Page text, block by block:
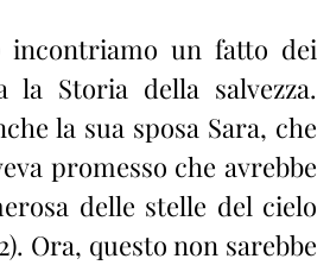
incontriamo un fatto dei
Storia della salvezza.
la sua sposa Sara, che
promesso che avrebbe
delle stelle del cielo
Ora, questo non sarebbe